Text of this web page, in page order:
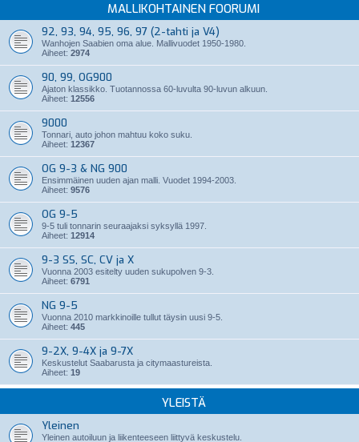
MALLIKOHTAINEN FOORUMI
92, 93, 94, 95, 96, 97 (2-tahti ja V4)
Wanhojen Saabien oma alue. Mallivuodet 1950-1980.
Aiheet: 2974
90, 99, OG900
Ajaton klassikko. Tuotannossa 60-luvulta 90-luvun alkuun.
Aiheet: 12556
9000
Tonnari, auto johon mahtuu koko suku.
Aiheet: 12367
OG 9-3 & NG 900
Ensimmäinen uuden ajan malli. Vuodet 1994-2003.
Aiheet: 9576
OG 9-5
9-5 tuli tonnarin seuraajaksi syksyllä 1997.
Aiheet: 12914
9-3 SS, SC, CV ja X
Vuonna 2003 esitelty uuden sukupolven 9-3.
Aiheet: 6791
NG 9-5
Vuonna 2010 markkinoille tullut täysin uusi 9-5.
Aiheet: 445
9-2X, 9-4X ja 9-7X
Keskustelut Saabarusta ja citymaastureista.
Aiheet: 19
YLEISTÄ
Yleinen
Yleinen autoiluun ja liikenteeseen liittyvä keskustelu.